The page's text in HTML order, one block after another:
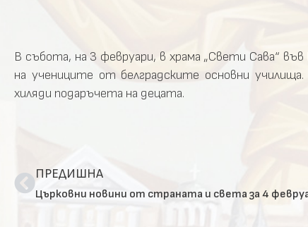
В събота, на 3 февруари, в храма „Свети Сава“
на учениците от белградските основни
хиляди подаръчета на децата.
ПРЕДИШНА
Църковни новини от страната и света за 4